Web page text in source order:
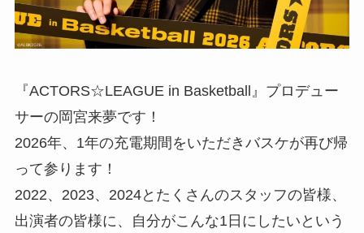
『ACTORS☆LEAGUE in Basketball』プロデュー
サーの岡宮来夢です！
2026年、1年の充電期間をいただきバスケが再び帰
って参ります！
2022、2023、2024とたくさんのスタッフの皆様、
出演者の皆様に、自分がこんな1日にしたいという